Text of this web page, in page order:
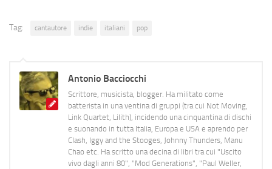
Tag: cantautore indie italiani pop
Antonio Bacciocchi
Scrittore, musicista, blogger. Ha militato come
batterista in una ventina di gruppi (tra cui Not Moving,
Link Quartet, Lilith), incidendo una cinquantina di dischi
e suonando in tutta Italia, Europa e USA e aprendo per
Clash, Iggy and the Stooges, Johnny Thunders, Manu
Chao etc. Ha scritto una decina di libri tra cui "Uscito
vivo dagli anni 80", "Mod Generations", "Paul Weller,